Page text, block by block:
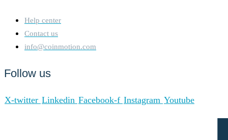
Help center
Contact us
info@coinmotion.com
Follow us
X-twitter Linkedin Facebook-f Instagram Youtube